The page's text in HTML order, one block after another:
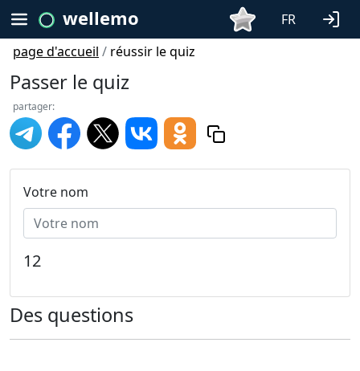
wellemo
FR
page d'accueil / réussir le quiz
Passer le quiz
partager:
Votre nom
12
Des questions